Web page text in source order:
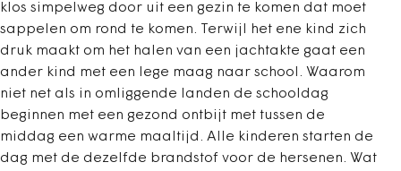
klos simpelweg door uit een gezin te komen dat moet
sappelen om rond te komen. Terwijl het ene kind zich
druk maakt om het halen van een jachtakte gaat een
ander kind met een lege maag naar school. Waarom
niet net als in omliggende landen de schooldag
beginnen met een gezond ontbijt met tussen de
middag een warme maaltijd. Alle kinderen starten de
dag met de dezelfde brandstof voor de hersenen. Wat